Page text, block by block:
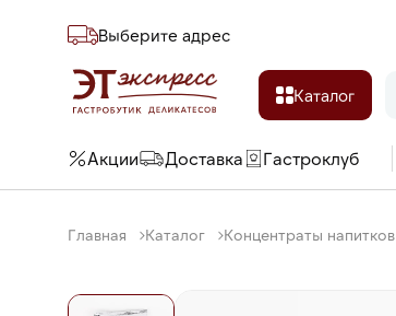
Выберите адреc
Каталог
Акции Доставка Гастроклуб
Главная Каталог Концентраты напитков